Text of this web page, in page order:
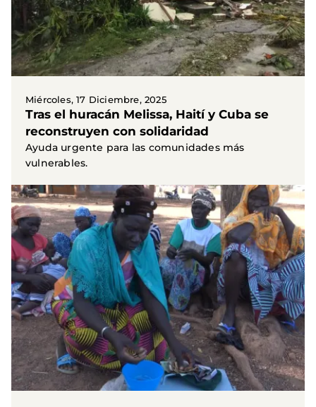
Miércoles, 17 Diciembre, 2025
Tras el huracán Melissa, Haití y Cuba se
reconstruyen con solidaridad
Ayuda urgente para las comunidades más
vulnerables.